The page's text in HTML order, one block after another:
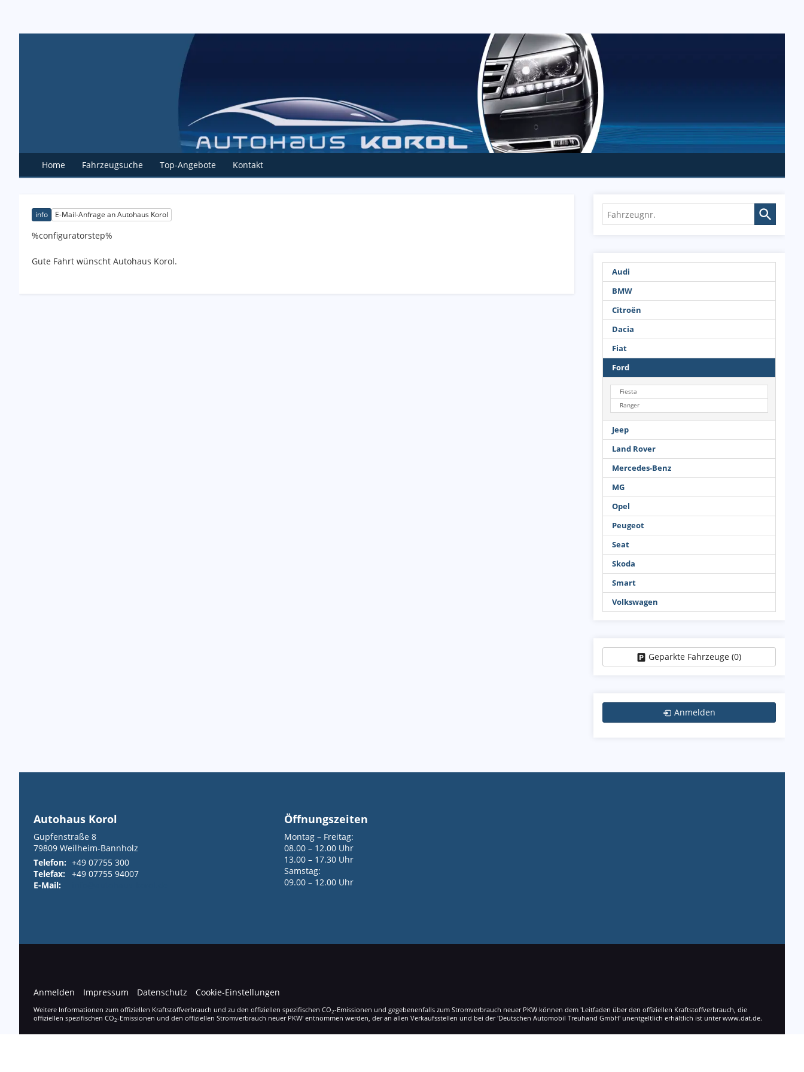
Home Fahrzeugsuche Top-Angebote Kontakt
info E-Mail-Anfrage an Autohaus Korol
%configuratorstep%
Gute Fahrt wünscht Autohaus Korol.
Fahrzeugnr.
Audi
BMW
Citroën
Dacia
Fiat
Ford
Fiesta
Ranger
Jeep
Land Rover
Mercedes-Benz
MG
Opel
Peugeot
Seat
Skoda
Smart
Volkswagen
Geparkte Fahrzeuge (0)
Anmelden
Autohaus Korol
Gupfenstraße 8
79809 Weilheim-Bannholz
Telefon: +49 07755 300
Telefax: +49 07755 94007
E-Mail:
Öffnungszeiten
Montag – Freitag:
08.00 – 12.00 Uhr
13.00 – 17.30 Uhr
Samstag:
09.00 – 12.00 Uhr
Anmelden Impressum Datenschutz Cookie-Einstellungen
Weitere Informationen zum offiziellen Kraftstoffverbrauch und zu den offiziellen spezifischen CO2-Emissionen und gegebenenfalls zum Stromverbrauch neuer PKW können dem 'Leitfaden über den offiziellen Kraftstoffverbrauch, die
offiziellen spezifischen CO2-Emissionen und den offiziellen Stromverbrauch neuer PKW' entnommen werden, der an allen Verkaufsstellen und bei der 'Deutschen Automobil Treuhand GmbH' unentgeltlich erhältlich ist unter www.dat.de.